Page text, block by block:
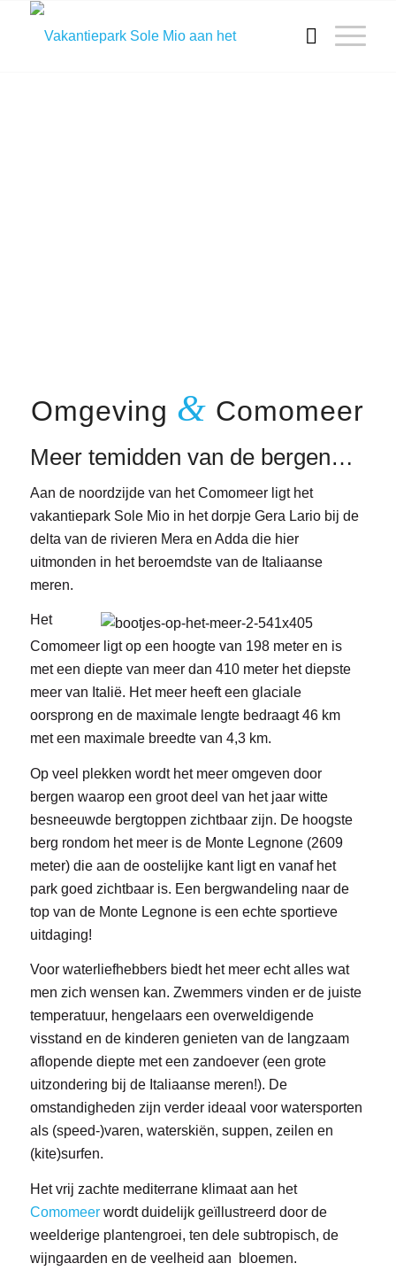
Omgeving & Comomeer
Meer temidden van de bergen…
Aan de noordzijde van het Comomeer ligt het
vakantiepark Sole Mio in het dorpje Gera Lario bij de
delta van de rivieren Mera en Adda die hier
uitmonden in het beroemdste van de Italiaanse
meren.
Het
Comomeer ligt op een hoogte van 198 meter en is
met een diepte van meer dan 410 meter het diepste
meer van Italië. Het meer heeft een glaciale
oorsprong en de maximale lengte bedraagt 46 km
met een maximale breedte van 4,3 km.
Op veel plekken wordt het meer omgeven door
bergen waarop een groot deel van het jaar witte
besneeuwde bergtoppen zichtbaar zijn. De hoogste
berg rondom het meer is de Monte Legnone (2609
meter) die aan de oostelijke kant ligt en vanaf het
park goed zichtbaar is. Een bergwandeling naar de
top van de Monte Legnone is een echte sportieve
uitdaging!
Voor waterliefhebbers biedt het meer echt alles wat
men zich wensen kan. Zwemmers vinden er de juiste
temperatuur, hengelaars een overweldigende
visstand en de kinderen genieten van de langzaam
aflopende diepte met een zandoever (een grote
uitzondering bij de Italiaanse meren!). De
omstandigheden zijn verder ideaal voor watersporten
als (speed-)varen, waterskiën, suppen, zeilen en
(kite)surfen.
Het vrij zachte mediterrane klimaat aan het
Comomeerwordt duidelijk geïllustreerd door de
weelderige plantengroei, ten dele subtropisch, de
wijngaarden en de veelheid aan bloemen.